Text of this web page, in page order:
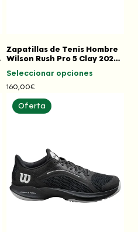
Zapatillas de Tenis Hombre
Wilson Rush Pro 5 Clay 2026
Bk/Rd
Seleccionar opciones
Precio
habitual
160,00€
Oferta